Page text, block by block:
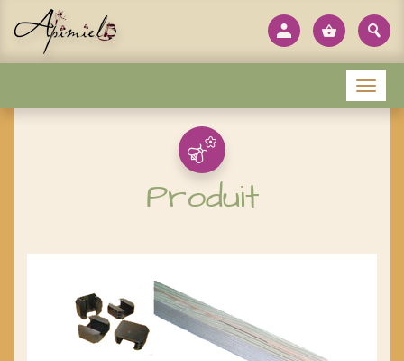
Produit
Menu
Panneau de gestion des cookies